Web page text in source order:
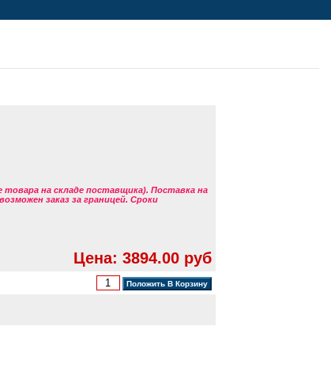
товара на складе поставщика). Поставка на
заказ за границей. Сроки
Цена: 3894.00 руб